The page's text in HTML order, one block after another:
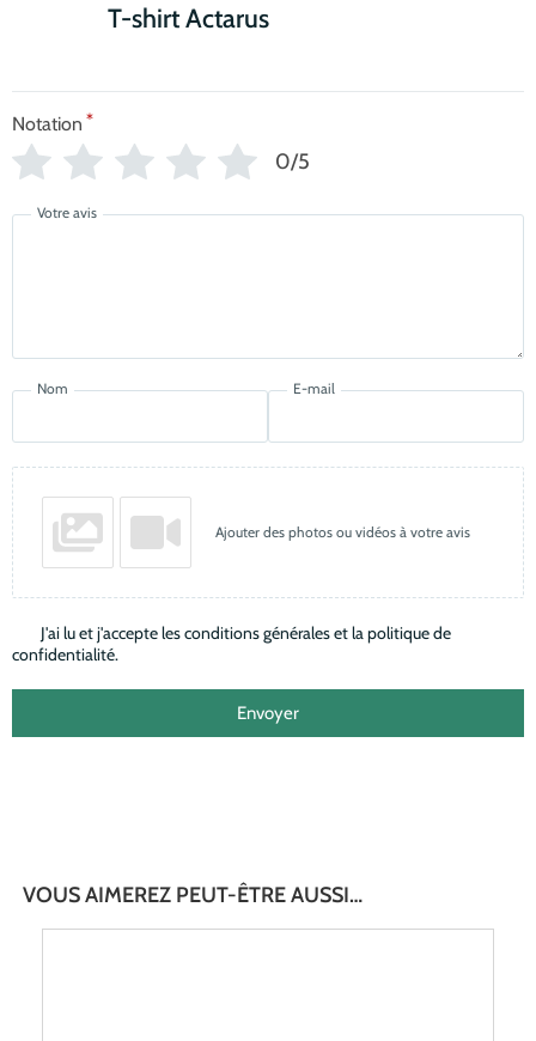
T-shirt Actarus
Notation *
0/5
Votre avis
Nom E-mail
Ajouter des photos ou vidéos à votre avis
J'ai lu et j'accepte les conditions générales et la politique de
confidentialité.
Envoyer
VOUS AIMEREZ PEUT-ÊTRE AUSSI…